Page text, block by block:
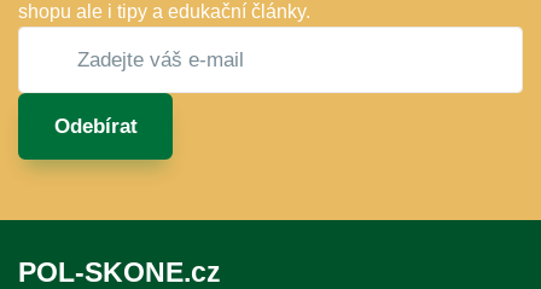
shopu ale i tipy a edukační články.
Odebírat
POL-SKONE.cz